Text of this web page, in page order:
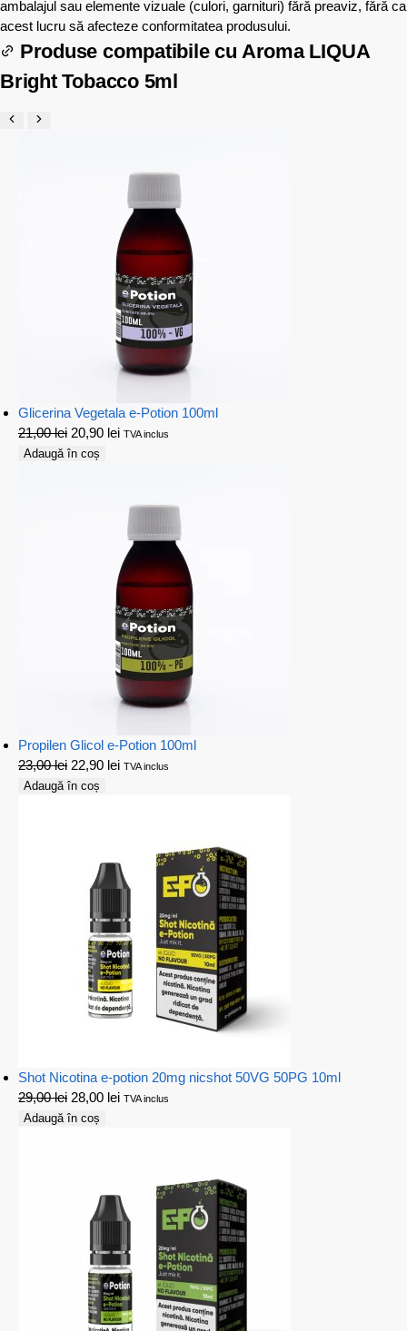
ambalajul sau elemente vizuale (culori, garnituri) fără preaviz, fără ca
acest lucru să afecteze conformitatea produsului.
Produse compatibile cu Aroma LIQUA
Bright Tobacco 5ml
Glicerina Vegetala e-Potion 100ml
21,00lei 20,90 lei TVA inclus
Adaugă în coș
Propilen Glicol e-Potion 100ml
23,00lei 22,90 lei TVA inclus
Adaugă în coș
Shot Nicotina e-potion 20mg nicshot 50VG 50PG 10ml
29,00lei 28,00 lei TVA inclus
Adaugă în coș